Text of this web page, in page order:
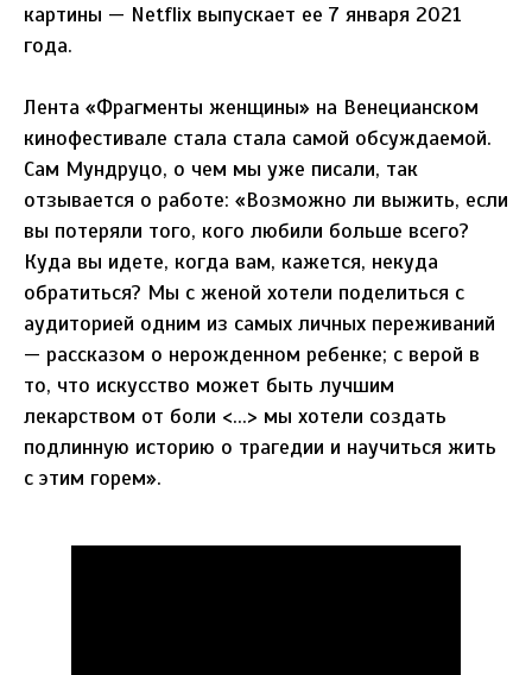
картины — Netflix выпускает ее 7 января 2021
года.
Лента «Фрагменты женщины» на Венецианском
кинофестивале стала стала самой обсуждаемой.
Сам Мундруцо, о чем мы уже писали, так
отзывается о работе: «Возможно ли выжить, если
вы потеряли того, кого любили больше всего?
Куда вы идете, когда вам, кажется, некуда
обратиться? Мы с женой хотели поделиться с
аудиторией одним из самых личных переживаний
— рассказом о нерожденном ребенке; с верой в
то, что искусство может быть лучшим
лекарством от боли <...> мы хотели создать
подлинную историю о трагедии и научиться жить
с этим горем».